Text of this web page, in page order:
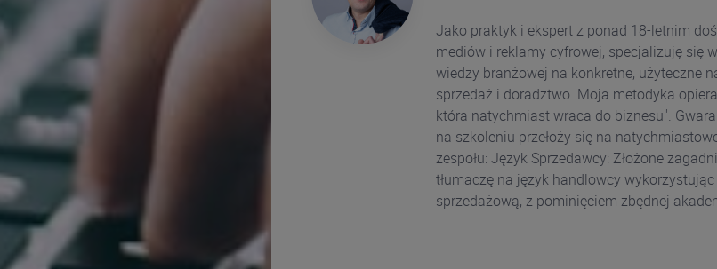
Jako praktyk i ekspert z ponad 18-letnim
mediów i reklamy cyfrowej, specjalizuję się
wiedzy branżowej na konkretne, użyteczne
sprzedaż i doradztwo. Moja metodyka
która natychmiast wraca do biznesu".
na szkoleniu przełoży się na
zespołu: Język Sprzedawcy: Złożone
tłumaczę na język handlowcy
sprzedażową, z pominięciem zbędnej